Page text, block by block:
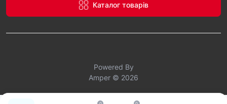
Каталог товарів
Powered By
Amper © 2026